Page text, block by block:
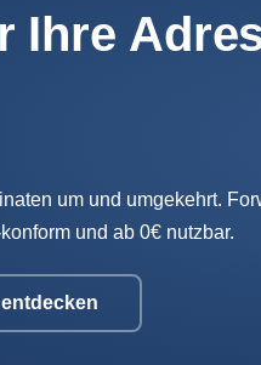
Ihre
um und umgekehrt.
und ab 0€ nutzbar.